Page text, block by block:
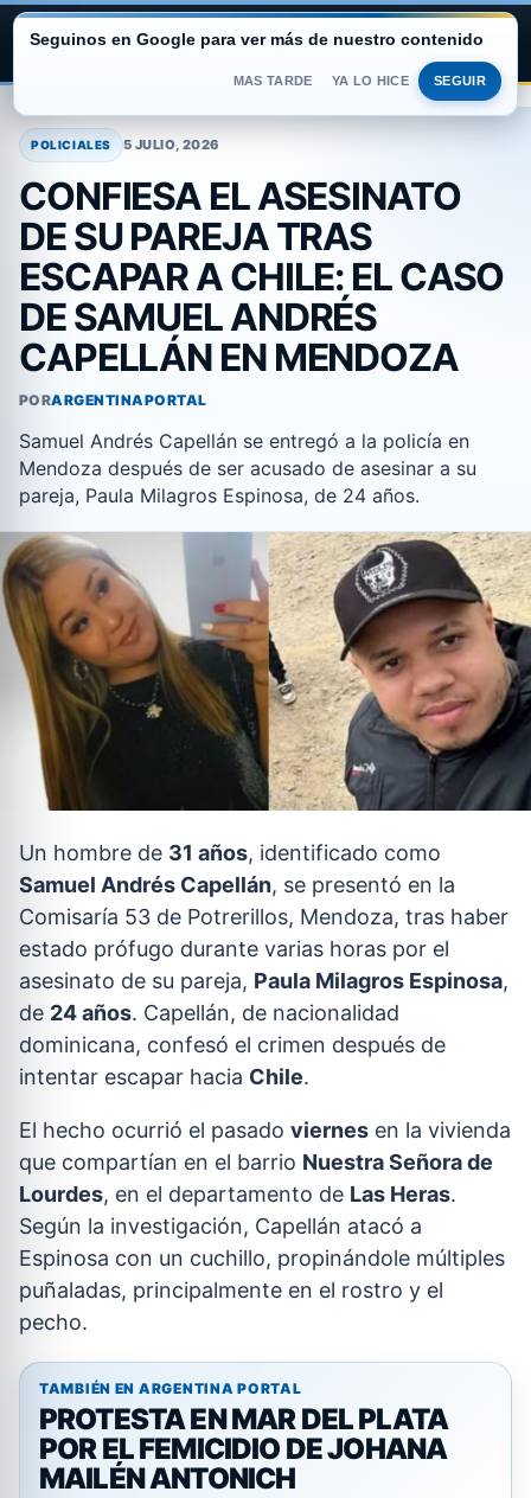
contenido
ARGENTINA PORTAL
POLICIALES 5 JULIO, 2026
CONFIESA EL ASESINATO
DE SU PAREJA TRAS
ESCAPAR A CHILE: EL CASO
DE SAMUEL ANDRÉS
CAPELLÁN EN MENDOZA
PORARGENTINAPORTAL
Samuel Andrés Capellán se entregó a la policía en
Mendoza después de ser acusado de asesinar a su
pareja, Paula Milagros Espinosa, de 24 años.
Un hombre de 31 años, identificado como
Samuel Andrés Capellán, se presentó en la
Comisaría 53 de Potrerillos, Mendoza, tras haber
estado prófugo durante varias horas por el
asesinato de su pareja, Paula Milagros Espinosa,
de 24 años. Capellán, de nacionalidad
dominicana, confesó el crimen después de
intentar escapar hacia Chile.
El hecho ocurrió el pasado viernes en la vivienda
que compartían en el barrio Nuestra Señora de
Lourdes, en el departamento de Las Heras.
Según la investigación, Capellán atacó a
Espinosa con un cuchillo, propinándole múltiples
puñaladas, principalmente en el rostro y el
pecho.
TAMBIÉN EN ARGENTINA PORTAL
PROTESTA EN MAR DEL PLATA
POR EL FEMICIDIO DE JOHANA
MAILÉN ANTONICH
Seguinos en Google para ver más de nuestro contenido
MAS TARDE YA LO HICE SEGUIR